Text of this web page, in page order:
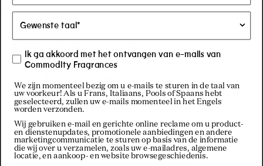
Vind ons op
Instagram
De beste manier om
op de hoogte te blijven van wat er
gebeurt bij Commodity.
Ik ga akkoord met het ontvangen van e-mails van
Commodity Fragrances
We zijn momenteel bezig om u e-mails te sturen in de taal van
uw voorkeur! Als u Frans, Italiaans, Pools of Spaans hebt
geselecteerd, zullen uw e-mails momenteel in het Engels
worden verzonden.
Wij gebruiken e-mail en gerichte online reclame om u product-
en dienstenupdates, promotionele aanbiedingen en andere
marketingcommunicatie te sturen op basis van de informatie
die wij over u verzamelen, zoals uw e-mailadres, algemene
locatie, en aankoop- en website browsegeschiedenis.